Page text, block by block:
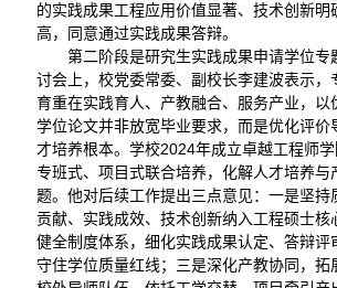
的实践成果工程应用价值显著、技术创新明
高，同意通过实践成果答辩。
第二阶段是研究生实践成果申请学位专
讨会上，校党委常委、副校长李建波表示，
育重在实践育人、产教融合、服务产业，以
学位论文并非放宽毕业要求，而是优化评价
才培养根本。学校2024年成立卓越工程师学
专班式、项目式联合培养，化解人才培养与
题。他对后续工作提出三点意见：一是坚持
贡献、实践成效、技术创新纳入工程硕士核
健全制度体系，细化实践成果认定、答辩评
守住学位质量红线；三是深化产教协同，拓